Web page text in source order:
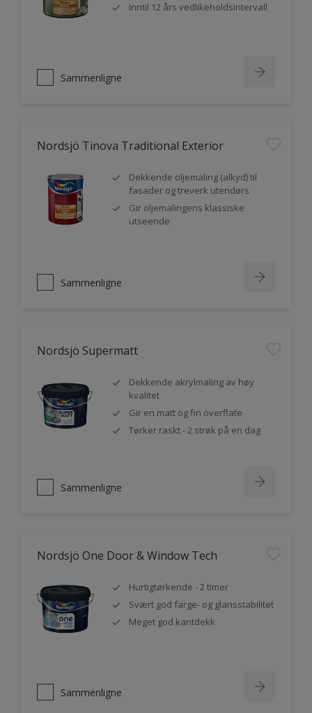
Inntil 12 års vedlikeholdsintervall
Sammenligne
Nordsjö Tinova Traditional Exterior
Dekkende oljemaling (alkyd) til
fasader og treverk utendørs
Gir oljemalingens klassiske
utseende
Sammenligne
Nordsjö Supermatt
Dekkende akrylmaling av høy
kvalitet
Gir en matt og fin overflate
Tørker raskt - 2 strøk på en dag
Sammenligne
Nordsjö One Door & Window Tech
Hurtigtørkende - 2 timer
Svært god farge- og glansstabilitet
Meget god kantdekk
Sammenligne